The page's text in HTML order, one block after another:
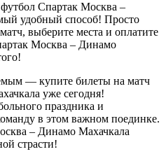
Спартак Москва –
удобный способ! Просто
выберите места и оплатите
Москва – Динамо
— купите билеты на матч
уже сегодня!
праздника и
в этом важном поединке.
– Динамо Махачкала
страсти!